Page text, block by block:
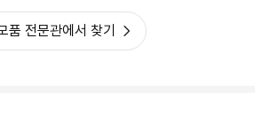
품 전문관에서 찾기